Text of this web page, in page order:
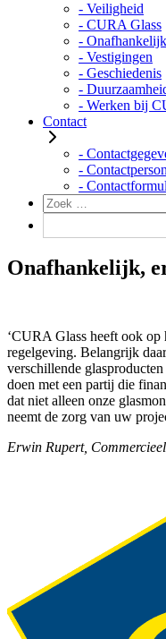
- Veiligheid
- CURA Glass
-
- Vestigingen
- Geschiedenis
-
- Werken bij
Contact
-
-
-
Zoeken
naar:
Onafhankelijk,
‘CURA Glass heeft ook op
regelgeving. Belangrijk
verschillende
doen met een partij die
dat niet alleen onze
neemt de zorg van uw
Erwin Rupert,